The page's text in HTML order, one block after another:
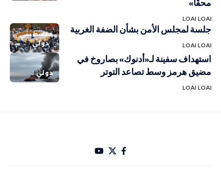
محقًا»
LOAI LOAI
فلسطيني
دولي
جلسة لمجلس الأمن بشأن الضفة الغربية
LOAI LOAI
دولي
استهداف سفينة لـ«أدنوك» بصاروخ في
مضيق هرمز وسط تصاعد التوتر
LOAI LOAI